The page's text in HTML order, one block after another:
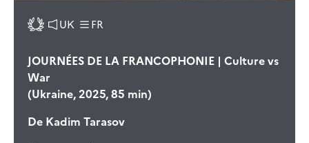
UK FR
JOURNÉES DE LA FRANCOPHONIE | Culture vs
War
(Ukraine, 2025, 85 min)
De Kadim Tarasov